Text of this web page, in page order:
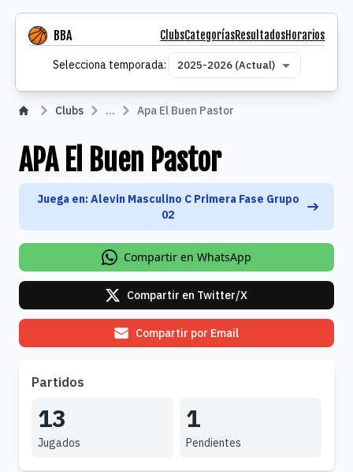
BBA ClubsCategoríasResultadosHorarios
Selecciona temporada: Selecciona temporada
Clubs ... Apa El Buen Pastor
APA El Buen Pastor
Juega en: Alevin Masculino C Primera Fase Grupo
02
Compartir en WhatsApp
Compartir en Twitter/X
Compartir por Email
Partidos
13
Jugados
1
Pendientes